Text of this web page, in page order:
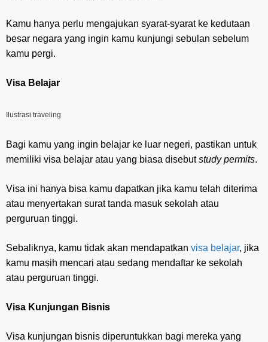
Kamu hanya perlu mengajukan syarat-syarat ke kedutaan
besar negara yang ingin kamu kunjungi sebulan sebelum
kamu pergi.
Visa Belajar
Ilustrasi traveling
Bagi kamu yang ingin belajar ke luar negeri, pastikan untuk
memiliki visa belajar atau yang biasa disebutstudy permits.
Visa ini hanya bisa kamu dapatkan jika kamu telah diterima
atau menyertakan surat tanda masuk sekolah atau
perguruan tinggi.
Sebaliknya, kamu tidak akan mendapatkan visa belajar, jika
kamu masih mencari atau sedang mendaftar ke sekolah
atau perguruan tinggi.
Visa Kunjungan Bisnis
Visa kunjungan bisnis diperuntukkan bagi mereka yang